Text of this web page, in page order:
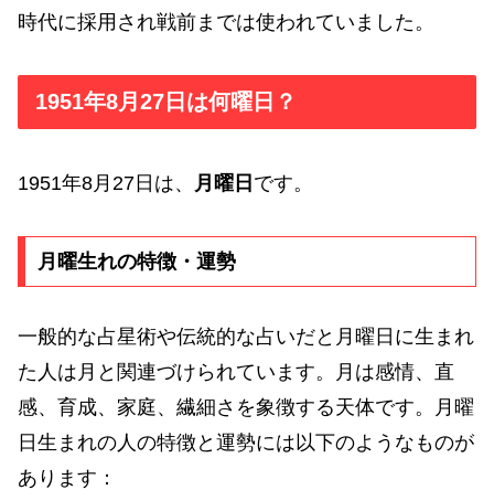
時代に採用され戦前までは使われていました。
1951年8月27日は何曜日？
1951年8月27日は、 月曜日 です。
月曜生れの特徴・運勢
一般的な占星術や伝統的な占いだと月曜日に生まれ
た人は月と関連づけられています。月は感情、直
感、育成、家庭、繊細さを象徴する天体です。月曜
日生まれの人の特徴と運勢には以下のようなものが
あります：